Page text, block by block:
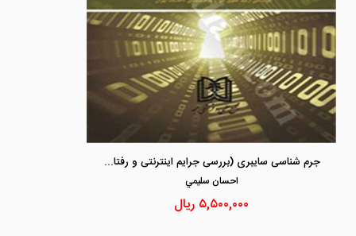
جرم شناسی سایبری (بررسی جرایم اینترنتی و رفتار مجرمانه)
احسان سليمي
۵,۵۰۰,۰۰۰ ریال